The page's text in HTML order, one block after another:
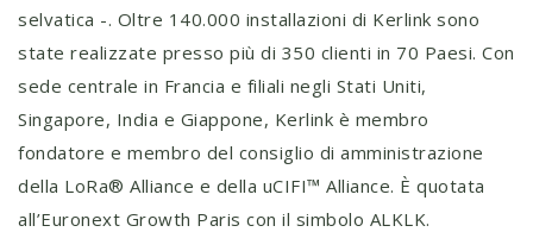
selvatica -. Oltre 140.000 installazioni di Kerlink sono
state realizzate presso più di 350 clienti in 70 Paesi. Con
sede centrale in Francia e filiali negli Stati Uniti,
Singapore, India e Giappone, Kerlink è membro
fondatore e membro del consiglio di amministrazione
della LoRa® Alliance e della uCIFI™ Alliance. È quotata
all’Euronext Growth Paris con il simbolo ALKLK.